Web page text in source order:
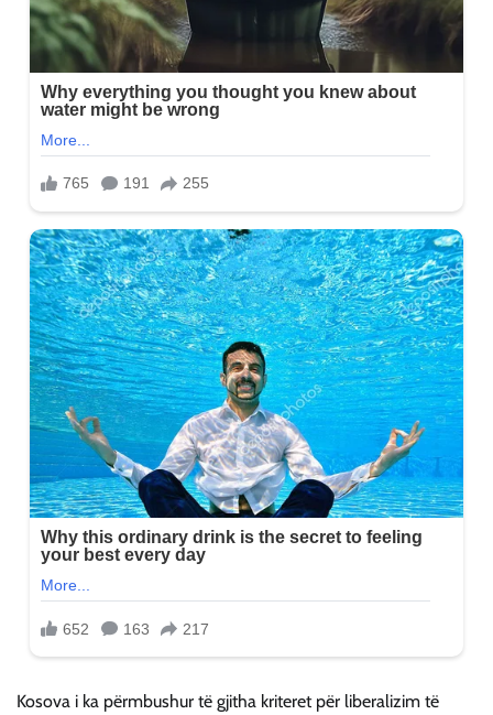
Kosova i ka përmbushur të gjitha kriteret për liberalizim të